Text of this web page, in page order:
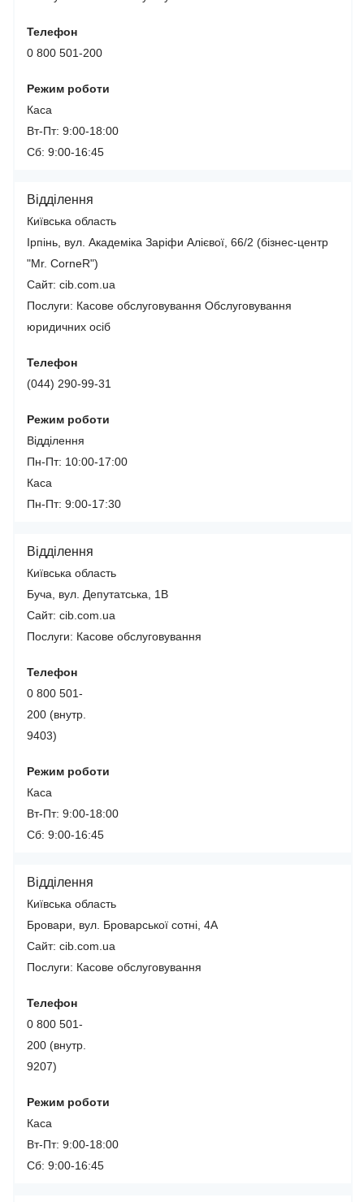
Телефон
0 800 501-200
Режим роботи
Каса
Вт-Пт: 9:00-18:00
Сб: 9:00-16:45
Відділення
Київська область
Ірпінь, вул. Академіка Заріфи Алієвої, 66/2 (бізнес-центр
"Mr. CorneR")
Сайт: cib.com.ua
Послуги: Касове обслуговування Обслуговування
юридичних осіб
Телефон
(044) 290-99-31
Режим роботи
Відділення
Пн-Пт: 10:00-17:00
Каса
Пн-Пт: 9:00-17:30
Відділення
Київська область
Буча, вул. Депутатська, 1В
Сайт: cib.com.ua
Послуги: Касове обслуговування
Телефон
0 800 501-
200 (внутр.
9403)
Режим роботи
Каса
Вт-Пт: 9:00-18:00
Сб: 9:00-16:45
Відділення
Київська область
Бровари, вул. Броварської сотні, 4А
Сайт: cib.com.ua
Послуги: Касове обслуговування
Телефон
0 800 501-
200 (внутр.
9207)
Режим роботи
Каса
Вт-Пт: 9:00-18:00
Сб: 9:00-16:45